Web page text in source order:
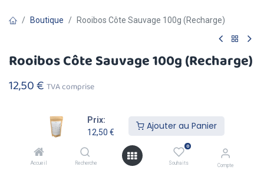
Prix:
12,50 €
Ajouter au Panier
Accueil Recherche
0
Souhaits Compte
Boutique Rooibos Côte Sauvage 100g (Recharge)
Rooibos Côte Sauvage 100g (Recharge)
12,50€ TVA comprise
Ajouter au
Panier
Acheter
Maintenant